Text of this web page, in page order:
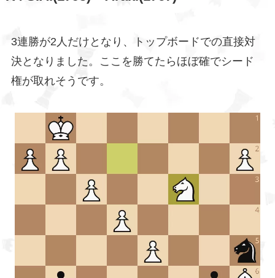
3連勝が2人だけとなり、トップボードでの直接対
決となりました。ここを勝てたらほぼ確でシード
権が取れそうです。